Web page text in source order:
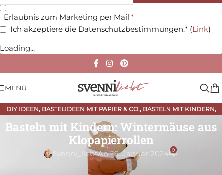
Erlaubnis zum Marketing per Mail
Ich akzeptiere die Datenschutzbestimmungen.* (Link)
Loading...
MENÜ
DIY IDEEN, BASTELIDEEN MIT PAPIER & CO., BASTELN MIT KINDERN,
FREEBIES
WEIHNACHTEN
Basteln mit Kindern: Wintermäuse aus
Klopapierrollen
Svenni_liebtAn 29. Januar 2024 0
Aus leeren Klopapierrollen kann man allerhand tolle